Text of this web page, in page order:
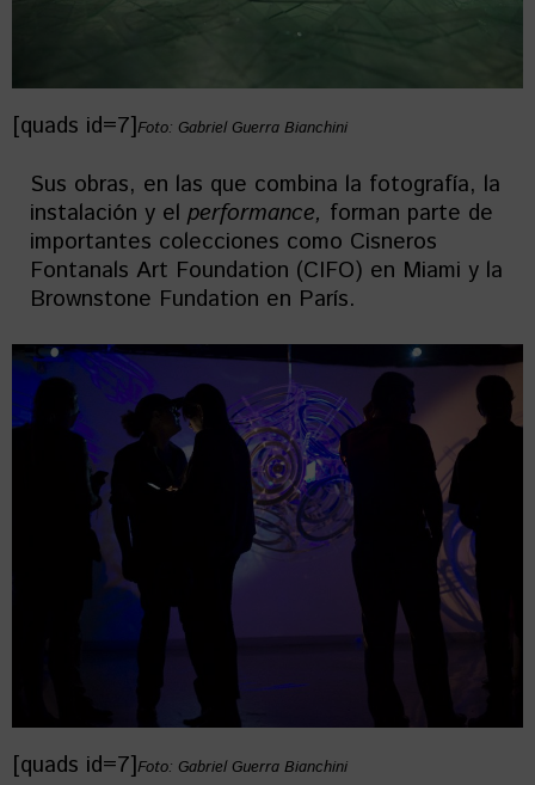
[quads id=7]Foto: Gabriel Guerra Bianchini
Sus obras, en las que combina la fotografía, la
instalación y el performance, forman parte de
importantes colecciones como Cisneros
Fontanals Art Foundation (CIFO) en Miami y la
Brownstone Fundation en París.
[quads id=7]Foto: Gabriel Guerra Bianchini